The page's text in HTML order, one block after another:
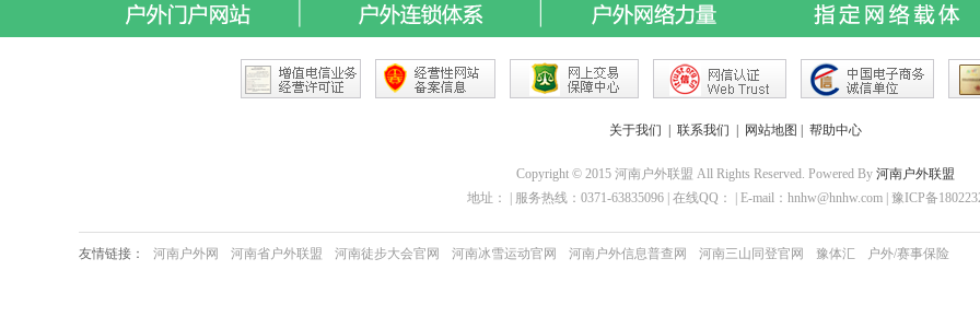
关于我们 联系我们 网站地图 帮助中心
Copyright © 2015 河南户外联盟 All Rights Reserved. Powered By 河南户外联盟
地址： | 服务热线：0371-63835096 | 在线QQ： | E-mail：hnhw@hnhw.com | 豫ICP备
友情链接： 河南户外网 河南省户外联盟 河南徒步大会官网 河南冰雪运动官网 河南户外信息普查网 河南三山同登官网 豫体汇 户外/赛事保险